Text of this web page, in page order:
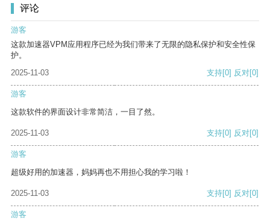
评论
游客
这款加速器VPM应用程序已经为我们带来了无限的隐私保护和安全性保
护。
2025-11-03
支持[0] 反对[0]
游客
这款软件的界面设计非常简洁，一目了然。
2025-11-03 支持[0] 反对[0]
游客
超级好用的加速器，妈妈再也不用担心我的学习啦！
2025-11-03 支持[0] 反对[0]
游客